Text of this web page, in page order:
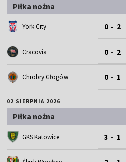
Piłka nożna
York City 0 - 2
Cracovia 0 - 2
Chrobry Głogów 0 - 1
02 SIERPNIA 2026
Piłka nożna
GKS Katowice 3 - 1